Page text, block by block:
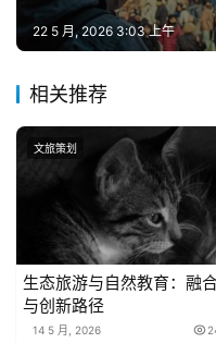
22 5 月, 2026 3:03 上午
相关推荐
文旅策划
生态旅游与自然教育：融
与创新路径
14 5 月, 2026